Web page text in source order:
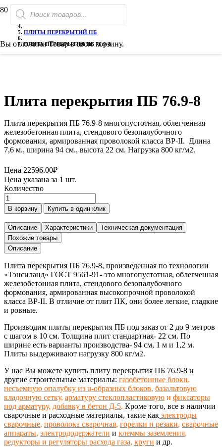
Поиск
товаров
Вы отложилиТоварв свою корзину.
ГАЗОБЕТОН
ПЛИТЫ ПЕРЕКРЫТИЙ ПБ
ПЛИТА ПЕРЕКРЫТИЯ ПБ 76.9-8
Плита перекрытия ПБ 76.9-8
Плита перекрытия ПБ 76.9-8 многопустотная, облегченная
железобетонная плита, стендового безопалубочного
формования, армированная проволокой класса ВР-II. Длина
7,6 м., ширина 94 см., высота 22 см. Нагрузка 800 кг/м2.
Цена 22596.00₽
Цена указана за 1 шт.
Количество
Количество
товара
Плита
перекрытия
ПБ
76.9-
8
В корзину Купить в один клик
Описание Характеристики
Техническая документация
Похожие товары
Описание
Плита перекрытия ПБ 76.9-8, произведенная по технологии
«Тэнсиланд» ГОСТ 9561-91- это многопустотная, облегченная
железобетонная плита, стендового безопалубочного
формования, армированная высокопрочной проволокой
класса ВР-II. В отличие от плит ПК, они более легкие, гладкие
и ровные.
Производим плиты перекрытия ПБ под заказ от 2 до 9 метров
с шагом в 10 см. Толщина плит стандартная- 22 см. По
ширине есть варианты производства- 94 см, 1 м и 1,2 м.
Плиты выдерживают нагрузку 800 кг/м2.
У нас Вы можете купить плиту перекрытия ПБ 76.9-8 и
другие строительные материалы: газобетонные блоки,
несъемную опалубку из u-образных блоков, базальтовую
кладочную сетку, арматуру стеклопластиковую и фиксаторы
под арматуру, добавку в бетон Д-5. Кроме того, все в наличии
сварочные и расходные материалы, такие как электроды
сварочные, проволока сварочная, горелки и резаки, сварочные
аппараты, электрододержатели и клеммы заземления,
редукторы и регуляторы расхода газа, круги и др.